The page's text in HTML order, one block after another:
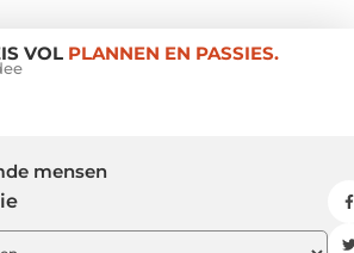
VOL PLANNEN EN PASSIES.
mensen